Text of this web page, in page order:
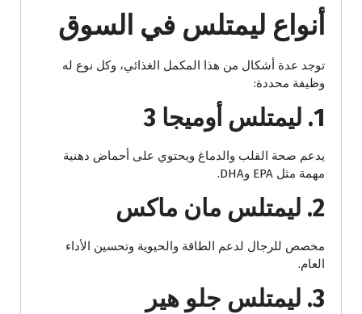
أنواع ليمتلس في السوق
توجد عدة أشكال من هذا المكمل الغذائي، وكل نوع له
وظيفة محددة:
1. ليمتلس أوميجا 3
يدعم صحة القلب والدماغ ويحتوي على أحماض دهنية
مهمة مثل EPA وDHA.
2. ليمتلس مان ماكس
مخصص للرجال لدعم الطاقة والحيوية وتحسين الأداء
العام.
3. ليمتلس جلو هير